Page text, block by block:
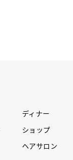
ディナー
ショップ
ヘアサロン